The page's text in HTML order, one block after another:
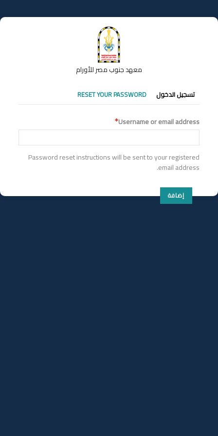
إلى
المحتوى
معهد جنوب مصر للأورام
التبويبات
الأساسية
تسجيل الدخول RESET YOUR PASSWORD
Username or email address
Password reset instructions will be sent to your registered
email address.